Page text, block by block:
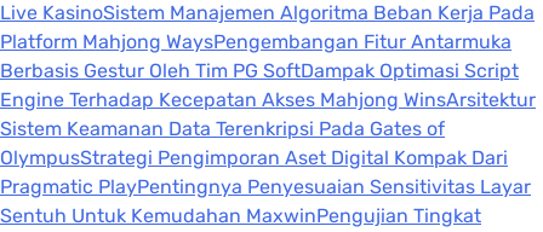
Live KasinoSistem Manajemen Algoritma Beban Kerja Pada
Platform Mahjong WaysPengembangan Fitur Antarmuka
Berbasis Gestur Oleh Tim PG SoftDampak Optimasi Script
Engine Terhadap Kecepatan Akses Mahjong WinsArsitektur
Sistem Keamanan Data Terenkripsi Pada Gates of
OlympusStrategi Pengimporan Aset Digital Kompak Dari
Pragmatic PlayPentingnya Penyesuaian Sensitivitas Layar
Sentuh Untuk Kemudahan MaxwinPengujian Tingkat